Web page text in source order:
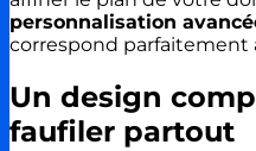
personnalisation
correspond parfaitement
Un design
faufiler partout